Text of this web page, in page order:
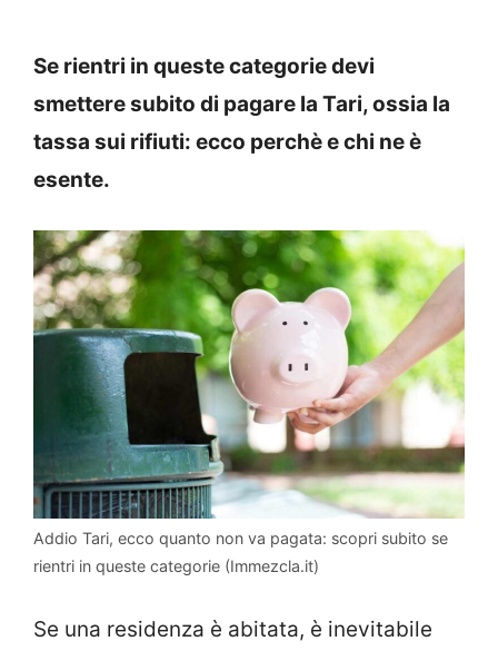
Se rientri in queste categorie devi
smettere subito di pagare la Tari, ossia la
tassa sui rifiuti: ecco perchè e chi ne è
esente.
Addio Tari, ecco quanto non va pagata: scopri subito se
rientri in queste categorie (Immezcla.it)
Se una residenza è abitata, è inevitabile